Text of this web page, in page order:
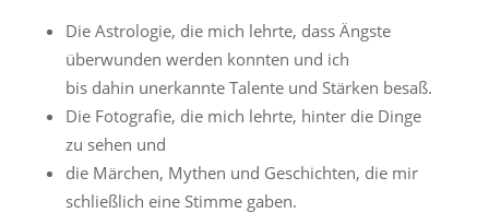
Die Astrologie, die mich lehrte, dass Ängste
überwunden werden konnten und ich
bis dahin unerkannte Talente und Stärken besaß.
Die Fotografie, die mich lehrte, hinter die Dinge
zu sehen und
die Märchen, Mythen und Geschichten, die mir
schließlich eine Stimme gaben.